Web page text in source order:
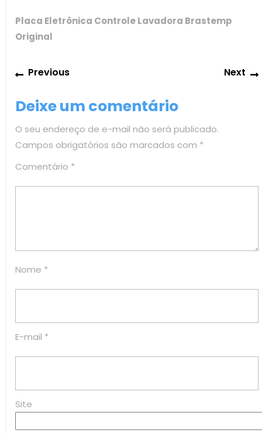
Placa Eletrônica Controle Lavadora Brastemp
Original
Navegação
de
Post
PreviousPrevious
Next
Deixe um comentário
O seu endereço de e-mail não será publicado.
Campos obrigatórios são marcados com *
Comentário *
Nome *
E-mail *
Site